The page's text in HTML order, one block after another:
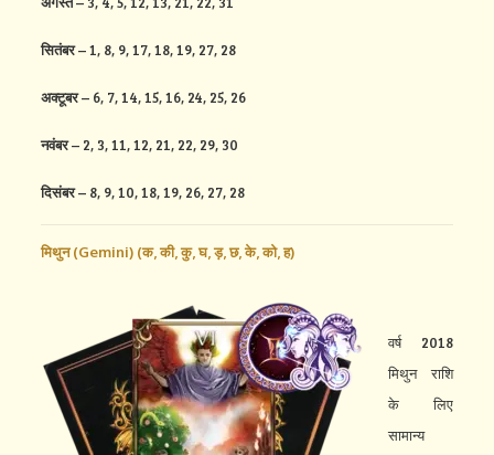
सितंबर– 1, 8, 9, 17, 18, 19, 27, 28
अक्टूबर– 6, 7, 14, 15, 16, 24, 25, 26
नवंबर– 2, 3, 11, 12, 21, 22, 29, 30
दिसंबर– 8, 9, 10, 18, 19, 26, 27, 28
मिथुन (Gemini) (क,की,कु,घ,ड़,छ,के,को,ह)
वर्ष 2018
मिथुन राशि
के लिए
सामान्य